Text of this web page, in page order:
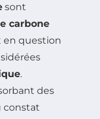
sont
carbone
en question
.
des
constat